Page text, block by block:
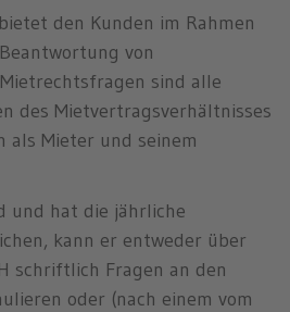
den Kunden im Rahmen
von
sind alle
des Mietvertragsverhältnisses
als Mieter und seinem
und hat die jährliche
kann er entweder über
schriftlich Fragen an den
oder (nach einem vom